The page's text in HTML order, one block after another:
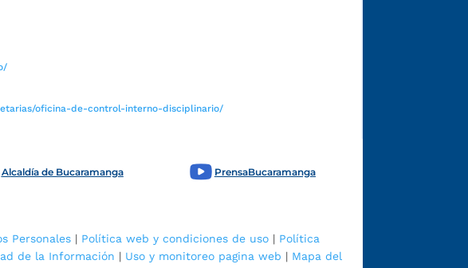
oficina-de-control-interno-disciplinario/
Alcaldía de Bucaramanga PrensaBucaramanga
Personales | Política web y condiciones de uso | Política
de la Información | Uso y monitoreo pagina web | Mapa del